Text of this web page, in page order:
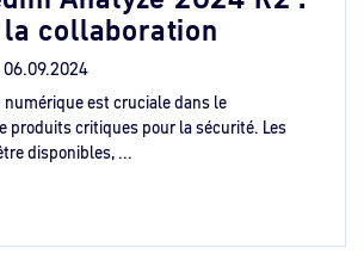
collaboration
06.09.2024
est cruciale dans le
produits critiques pour la sécurité. Les
disponibles, ...